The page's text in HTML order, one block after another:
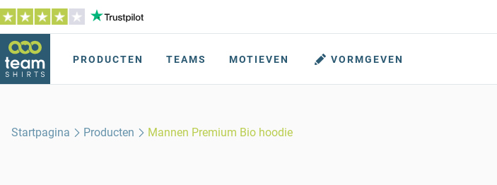
PRODUCTEN TEAMS MOTIEVEN VORMGEVEN
Startpagina Producten Mannen Premium Bio hoodie